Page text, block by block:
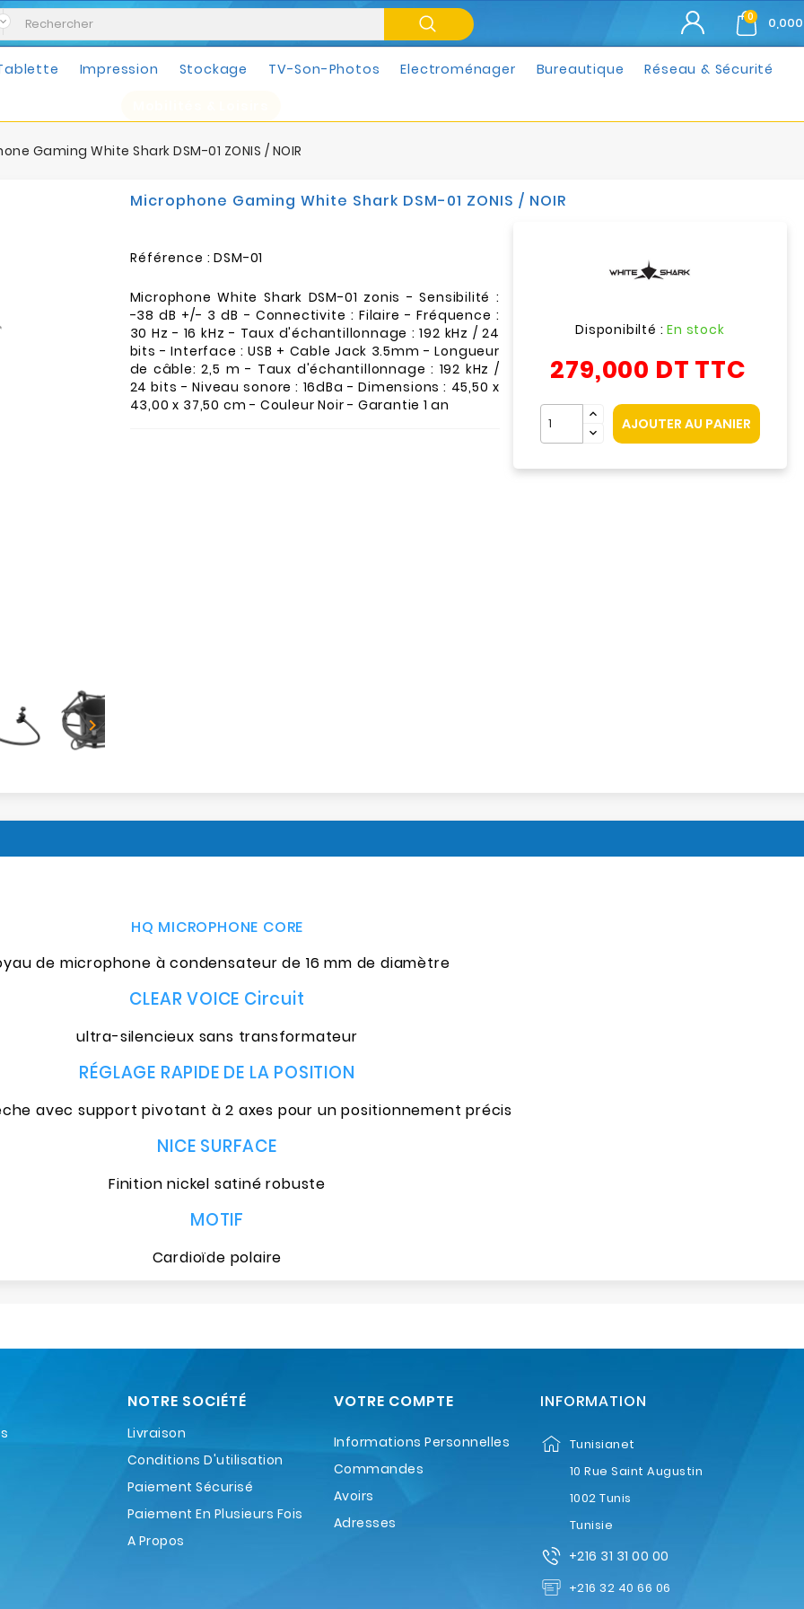
0
Impression Stockage TV-Son-Photos Electroménager Bureautique Réseau & Sécurité
Gaming White Shark DSM-01 ZONIS / NOIR

Microphone Gaming White Shark DSM-01 ZONIS / NOIR
Référence : DSM-01
Microphone White Shark DSM-01 zonis - Sensibilité :
-38 dB +/- 3 dB - Connectivite : Filaire - Fréquence :
30 Hz - 16 kHz - Taux d'échantillonnage : 192 kHz / 24
bits - Interface : USB + Cable Jack 3.5mm - Longueur
de câble: 2,5 m - Taux d'échantillonnage : 192 kHz /
24 bits - Niveau sonore : 16dBa - Dimensions : 45,50 x
43,00 x 37,50 cm - Couleur Noir - Garantie 1 an
Disponibilté :En stock
279,000 DT TTC
AJOUTER AU PANIER
HQ MICROPHONE CORE
de microphone à condensateur de 16 mm de diamètre
CLEAR VOICE Circuit
ultra-silencieux sans transformateur
RÉGLAGE RAPIDE DE LA POSITION
avec support pivotant à 2 axes pour un positionnement précis
NICE SURFACE
Finition nickel satiné robuste
MOTIF
Cardioïde polaire
NOTRE SOCIÉTÉ
Livraison
Conditions D'utilisation
Paiement Sécurisé
Paiement En Plusieurs Fois
A Propos
VOTRE COMPTE
Informations Personnelles
Commandes
Avoirs
Adresses
INFORMATION
Tunisianet
10 Rue Saint Augustin
1002 Tunis
Tunisie
+216 31 31 00 00
+216 32 40 66 06